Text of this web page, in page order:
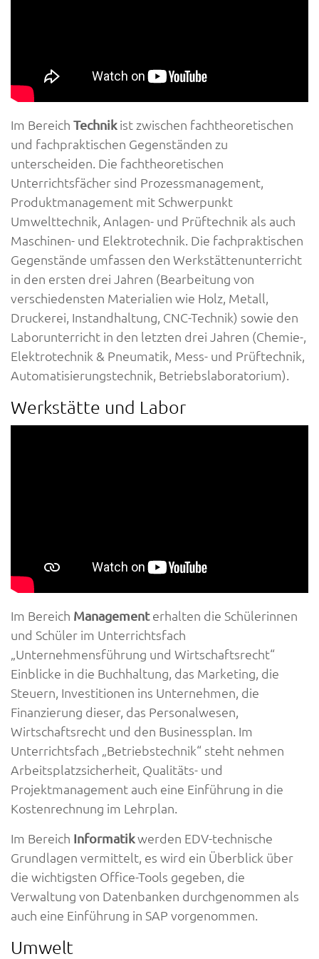
Im Bereich Technikist zwischen fachtheoretischen
und fachpraktischen Gegenständen zu
unterscheiden. Die fachtheoretischen
Unterrichtsfächer sind Prozessmanagement,
Produktmanagement mit Schwerpunkt
Umwelttechnik, Anlagen- und Prüftechnik als auch
Maschinen- und Elektrotechnik. Die fachpraktischen
Gegenstände umfassen den Werkstättenunterricht
in den ersten drei Jahren (Bearbeitung von
verschiedensten Materialien wie Holz, Metall,
Druckerei, Instandhaltung, CNC-Technik) sowie den
Laborunterricht in den letzten drei Jahren (Chemie-,
Elektrotechnik & Pneumatik, Mess- und Prüftechnik,
Automatisierungstechnik, Betriebslaboratorium).
Werkstätte und Labor
Im Bereich Managementerhalten die Schülerinnen
und Schüler im Unterrichtsfach
„Unternehmensführung und Wirtschaftsrecht“
Einblicke in die Buchhaltung, das Marketing, die
Steuern, Investitionen ins Unternehmen, die
Finanzierung dieser, das Personalwesen,
Wirtschaftsrecht und den Businessplan. Im
Unterrichtsfach „Betriebstechnik“ steht nehmen
Arbeitsplatzsicherheit, Qualitäts- und
Projektmanagement auch eine Einführung in die
Kostenrechnung im Lehrplan.
Im Bereich Informatikwerden EDV-technische
Grundlagen vermittelt, es wird ein Überblick über
die wichtigsten Office-Tools gegeben, die
Verwaltung von Datenbanken durchgenommen als
auch eine Einführung in SAP vorgenommen.
Umwelt